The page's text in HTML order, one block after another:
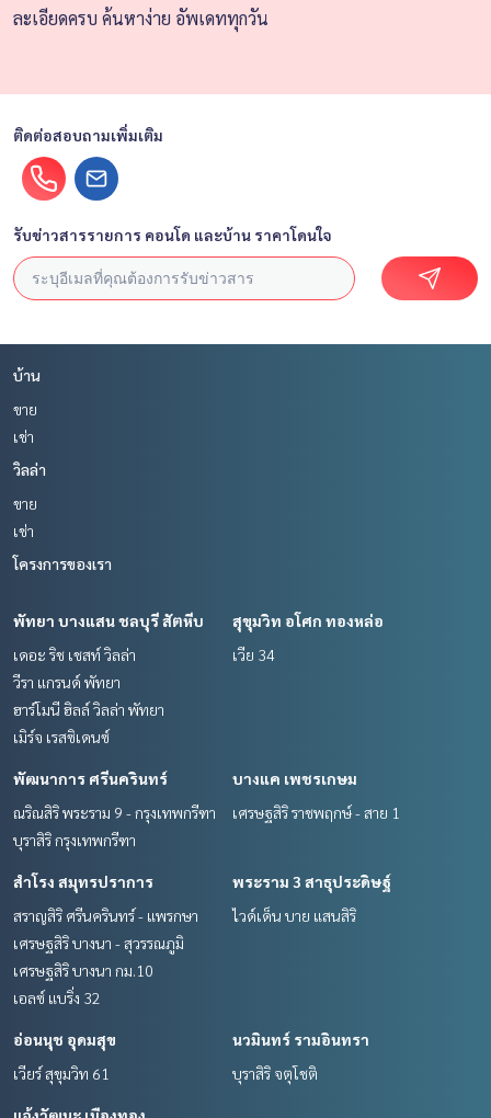
ละเอียดครบ ค้นหาง่าย อัพเดททุกวัน
ติดต่อสอบถามเพิ่มเติม
รับข่าวสารรายการ คอนโด และบ้าน ราคาโดนใจ
บ้าน
ขาย
เช่า
วิลล่า
ขาย
เช่า
โครงการของเรา
พัทยา บางแสน ชลบุรี สัตหีบ
เดอะ ริช เชสท์ วิลล่า
วีรา แกรนด์ พัทยา
ฮาร์โมนี ฮิลล์ วิลล่า พัทยา
เมิร์จ เรสซิเดนซ์
สุขุมวิท อโศก ทองหล่อ
เวีย 34
พัฒนาการ ศรีนครินทร์
ณริณสิริ พระราม 9 - กรุงเทพกรีฑา
บุราสิริ กรุงเทพกรีฑา
บางแค เพชรเกษม
เศรษฐสิริ ราชพฤกษ์ - สาย 1
สำโรง สมุทรปราการ
สราญสิริ ศรีนครินทร์ - แพรกษา
เศรษฐสิริ บางนา - สุวรรณภูมิ
เศรษฐสิริ บางนา กม.10
เอลซ์ แบริ่ง 32
พระราม 3 สาธุประดิษฐ์
ไวด์เด็น บาย แสนสิริ
อ่อนนุช อุดมสุข
เวียร์ สุขุมวิท 61
นวมินทร์ รามอินทรา
บุราสิริ จตุโชติ